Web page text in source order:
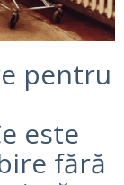
pentru
este
fără